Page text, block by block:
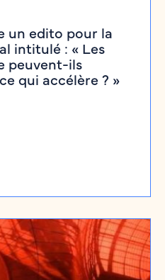
un edito pour la
intitulé : « Les
peuvent-ils
qui accélère ? »